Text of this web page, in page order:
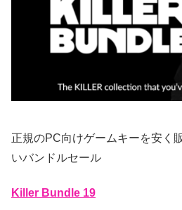
正規のPC向けゲームキーを安く
いバンドルセール
Killer Bundle 19